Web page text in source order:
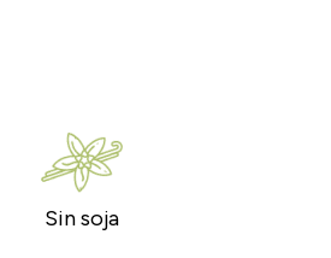
Sin soja